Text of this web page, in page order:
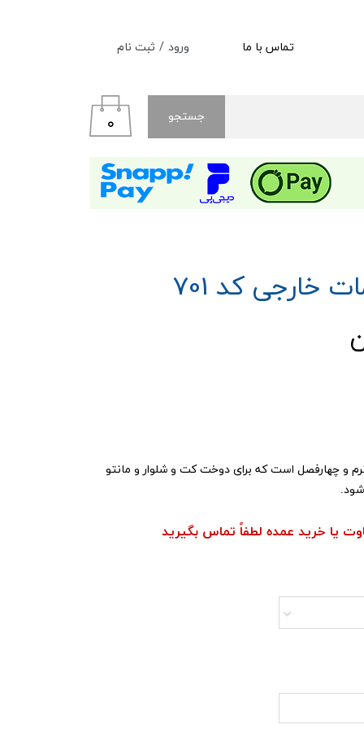
ورود / ثبت نام
تغییر گذر واژه
سفارشات
خروج از حساب کاربری
تماس با ما
جستجو ۰
خارجی کد 701
و چهارفصل است که برای دوخت کت و شلوار و مانتو
یا خرید عمده لطفاً تماس بگیرید